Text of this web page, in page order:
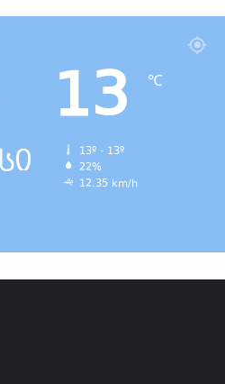
13 ℃
13º - 13º
22%
12.35 km/h